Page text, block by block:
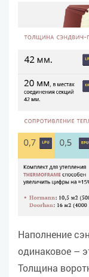
Наполнение
одинаковое –
Толщина